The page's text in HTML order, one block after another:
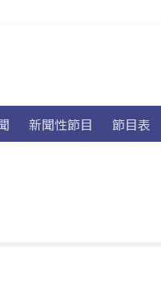
新聞性節目 節目表